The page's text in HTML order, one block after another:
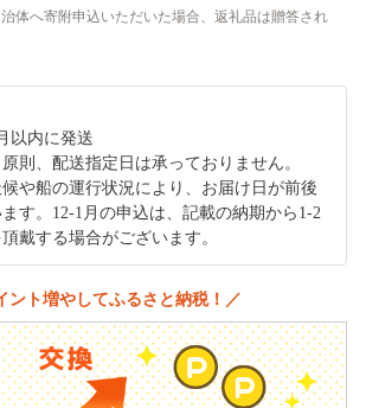
体へ寄附申込いただいた場合、返礼品は贈答され
以内に発送
則、配送指定日は承っておりません。
や船の運行状況により、お届け日が前後
す。12-1月の申込は、記載の納期から1-2
戴する場合がございます。
ント増やしてふるさと納税！／